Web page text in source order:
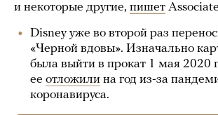
и некоторые другие, пишет
Disney уже во второй раз
«Черной вдовы». Изначально
была выйти в прокат 1 мая 2020
ее отложили на год из-за
коронавируса.